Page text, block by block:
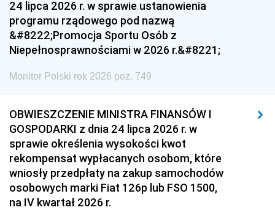
24 lipca 2026 r. w sprawie ustanowienia
programu rządowego pod nazwą
&#8222;Promocja Sportu Osób z
Niepełnosprawnościami w 2026 r.&#8221;
Monitor Polski rok 2026 poz. 749
OBWIESZCZENIE MINISTRA FINANSÓW I
GOSPODARKI z dnia 24 lipca 2026 r. w
sprawie określenia wysokości kwot
rekompensat wypłacanych osobom, które
wniosły przedpłaty na zakup samochodów
osobowych marki Fiat 126p lub FSO 1500,
na IV kwartał 2026 r.